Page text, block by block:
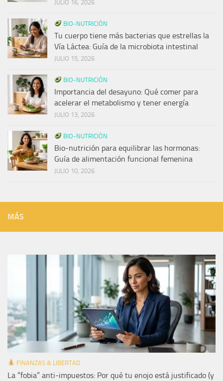
JULIO 16, 2026
BIO-NUTRICIÓN
Tu cuerpo tiene más bacterias que estrellas la
Vía Láctea: Guía de la microbiota intestinal
JULIO 15, 2026
BIO-NUTRICIÓN
Importancia del desayuno: Qué comer para
acelerar el metabolismo y tener energía
JULIO 13, 2026
BIO-NUTRICIÓN
Bio-nutrición para equilibrar las hormonas:
Guía de alimentación funcional femenina
JULIO 10, 2026
MÁS
FINANZAS & LIBERTAD
La “fobia” anti-impuestos: Por qué tu enojo está justificado (y